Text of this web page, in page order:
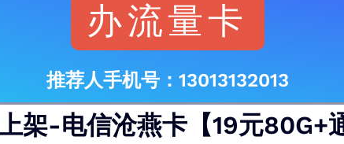
办流量卡
推荐人手机号：13013132013
架-电信沧燕卡【19元80G+